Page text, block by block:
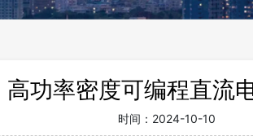
高功率密度可编程直流
时间： 2024-10-10